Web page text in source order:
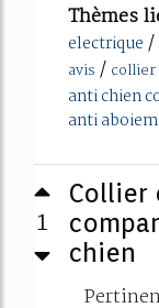
Thèmes
electrique /
avis / collier
anti chien
anti
1
Collier
chien